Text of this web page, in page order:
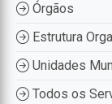
Órgãos
Estrutura
Unidades
Todos os